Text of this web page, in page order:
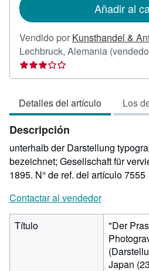
envío
Añadir al
Vendido por Kunsthandel &
Lechbruck, Alemania
Detalles del artículo Los
Descripción
unterhalb der Darstellung
bezeichnet; Gesellschaft für
1895. N° de ref. del artículo 7555
Contactar al vendedor
Título
"Der
Japan